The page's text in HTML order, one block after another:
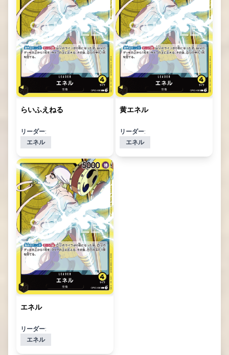
らいふえねる
リーダー:
エネル
黄エネル
リーダー:
エネル
エネル
リーダー:
エネル